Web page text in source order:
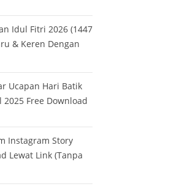
Idul Fitri 2026 (1447
& Keren Dengan
Ucapan Hari Batik
2025 Free Download
Instagram Story
Lewat Link (Tanpa